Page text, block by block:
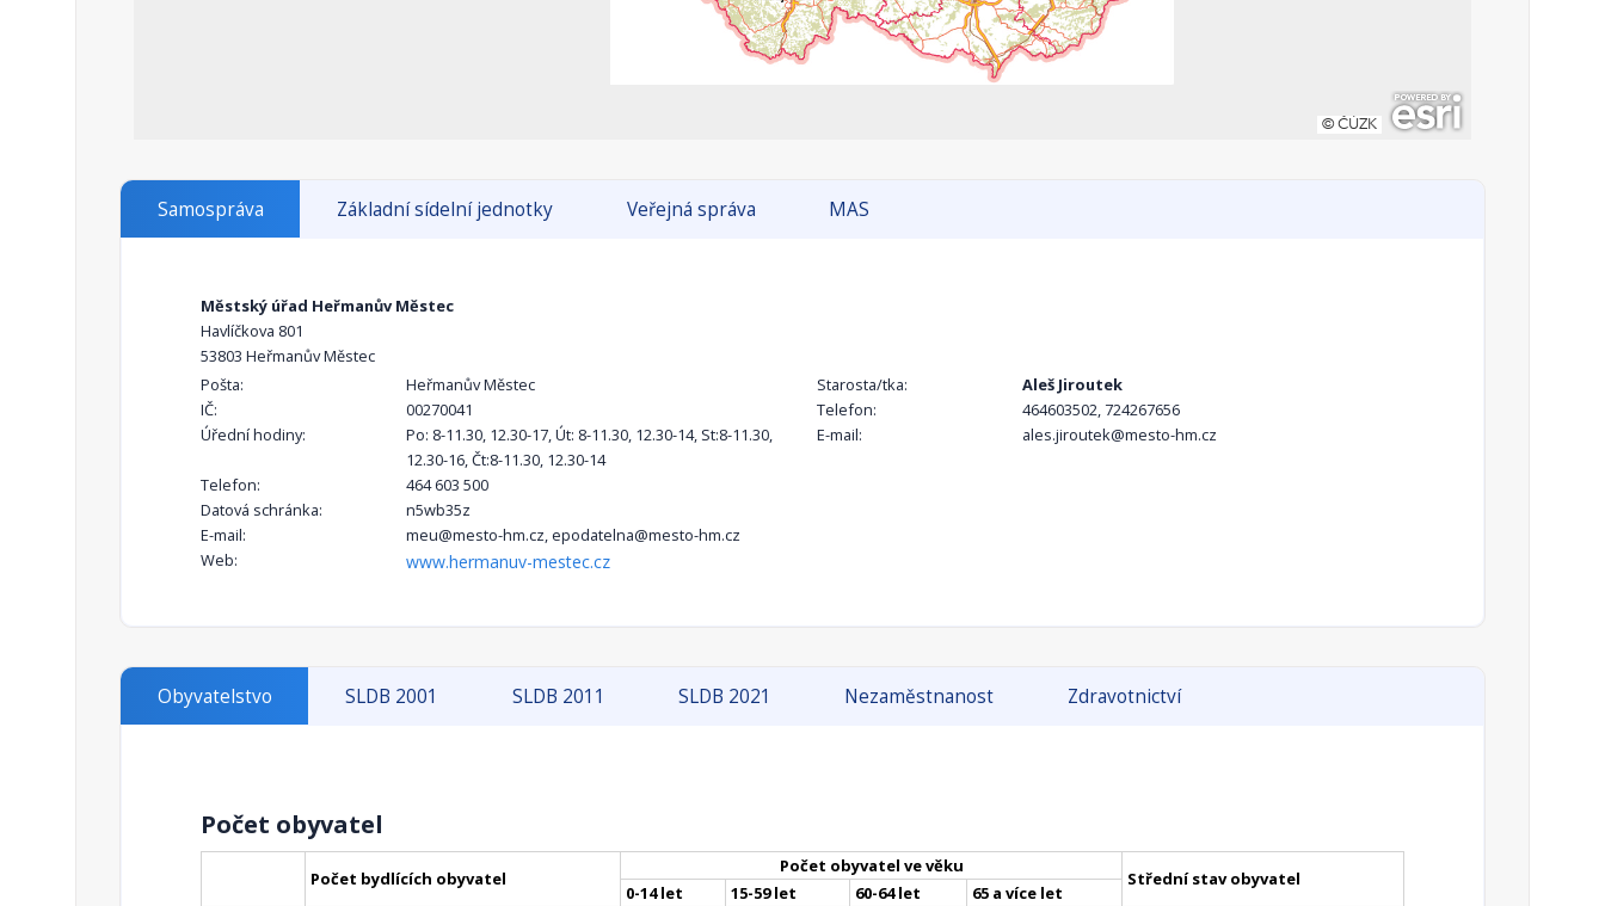
Samospráva Základní sídelní jednotky Veřejná správa MAS
Městský úřad Heřmanův Městec
Havlíčkova 801
53803 Heřmanův Městec
Pošta:
Heřmanův Městec
IČ:
00270041
Úřední hodiny:
Po: 8-11.30, 12.30-17, Út: 8-11.30, 12.30-14, St:8-11.30,
12.30-16, Čt:8-11.30, 12.30-14
Telefon:
464 603 500
Datová schránka:
n5wb35z
E-mail:
meu@mesto-hm.cz, epodatelna@mesto-hm.cz
Web:
www.hermanuv-mestec.cz
Starosta/tka:
Aleš Jiroutek
Telefon:
464603502, 724267656
E-mail:
ales.jiroutek@mesto-hm.cz
Obyvatelstvo SLDB 2001 SLDB 2011 SLDB 2021 Nezaměstnanost Zdravotnictví
Počet obyvatel
Počet bydlících obyvatel
Počet obyvatel ve věku
Střední stav obyvatel
0-14 let 15-59 let 60-64 let
65 a více let